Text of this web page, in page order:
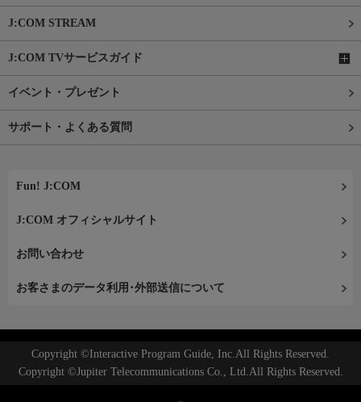
J:COM STREAM
J:COM TVサービスガイド
イベント・プレゼント
サポート・よくある質問
Fun! J:COM
J:COM オフィシャルサイト
お問い合わせ
お客さまのデータ利用･外部送信について
Copyright ©Interactive Program Guide, Inc.All Rights Reserved.
Copyright ©Jupiter Telecommunications Co., Ltd.All Rights Reserved.